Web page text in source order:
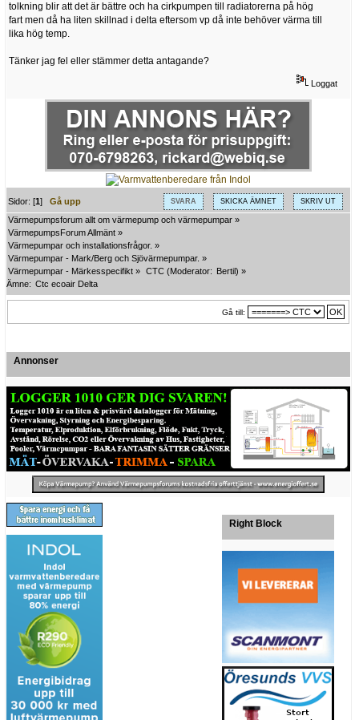
tolkning blir att det är bättre och ha cirkpumpen till radiatorerna på hög
fart men då ha liten skillnad i delta eftersom vp då inte behöver värma till
lika hög temp.
Tänker jag fel eller stämmer detta antagande?
Loggat
SVARA SKICKA ÄMNET SKRIV UT
Sidor: [1]Gå upp
Värmepumpsforum allt om värmepump och värmepumpar »
VärmepumpsForum Allmänt »
Värmepumpar och installationsfrågor. »
Värmepumpar - Mark/Berg och Sjövärmepumpar. »
Värmepumpar - Märkesspecifikt » CTC (Moderator: Bertil) »
Ämne: Ctc ecoair Delta
Gå till:
Annonser
Right Block